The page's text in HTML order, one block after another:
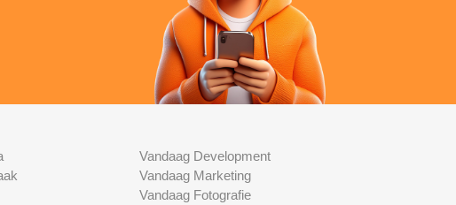
Vandaag Development
Vandaag Marketing
Vandaag Fotografie